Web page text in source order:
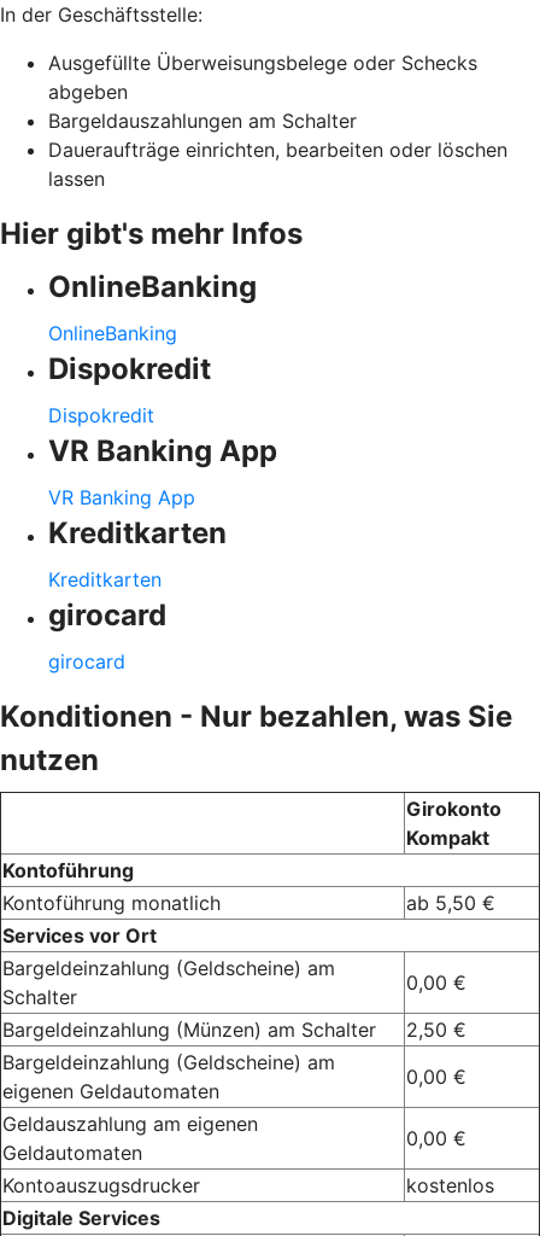
In der Geschäftsstelle:
Ausgefüllte Überweisungsbelege oder Schecks
abgeben
Bargeldauszahlungen am Schalter
Daueraufträge einrichten, bearbeiten oder löschen
lassen
Hier gibt's mehr Infos
OnlineBanking
OnlineBanking
Dispokredit
Dispokredit
VR Banking App
VR Banking App
Kreditkarten
Kreditkarten
girocard
girocard
Konditionen - Nur bezahlen, was Sie
nutzen
Girokonto
Kompakt
Kontoführung
Kontoführung monatlich
ab 5,50 €
Services vor Ort
Bargeldeinzahlung (Geldscheine) am
Schalter
0,00 €
Bargeldeinzahlung (Münzen) am Schalter
2,50 €
Bargeldeinzahlung (Geldscheine) am
eigenen Geldautomaten
0,00 €
Geldauszahlung am eigenen
Geldautomaten
0,00 €
Kontoauszugsdrucker
kostenlos
Digitale Services